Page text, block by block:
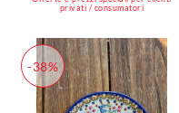
privati / consumatori
-38%